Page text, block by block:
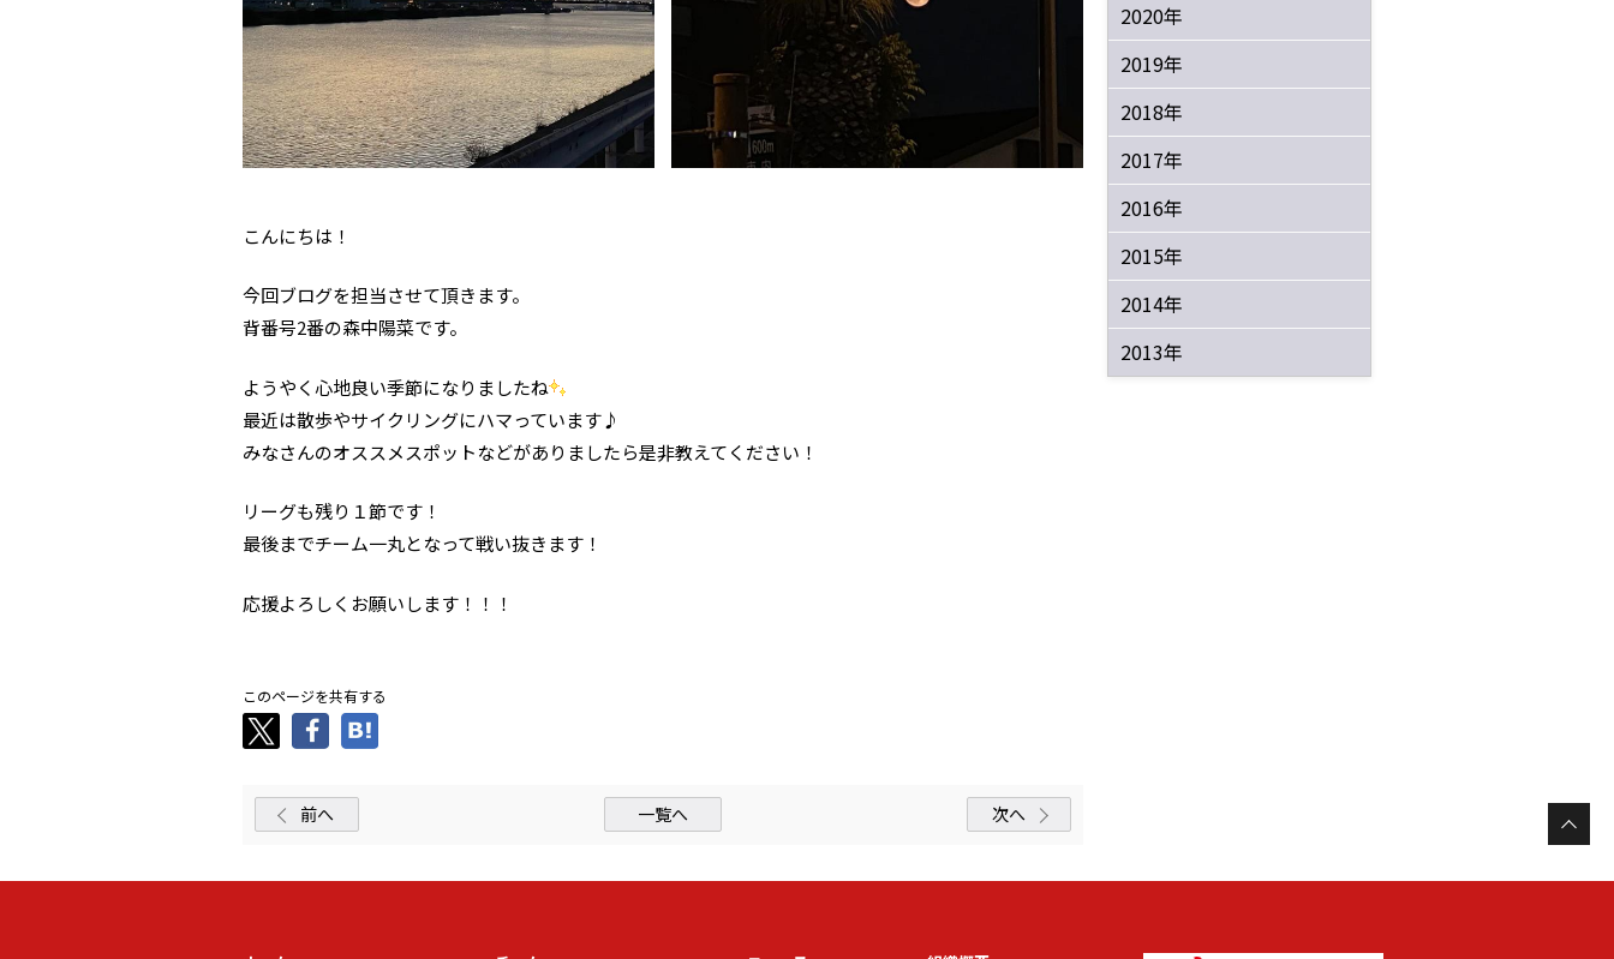
こんにちは！
今回ブログを担当させて頂きます。
背番号2番の森中陽菜です。
ようやく心地良い季節になりましたね
最近は散歩やサイクリングにハマっています♪
みなさんのオススメスポットなどがありましたら是非教えてください！
リーグも残り１節です！
最後までチーム一丸となって戦い抜きます！
応援よろしくお願いします！！！
このページを共有する
前へ 一覧へ 次へ
2020年
2019年
2018年
2017年
2016年
2015年
2014年
2013年